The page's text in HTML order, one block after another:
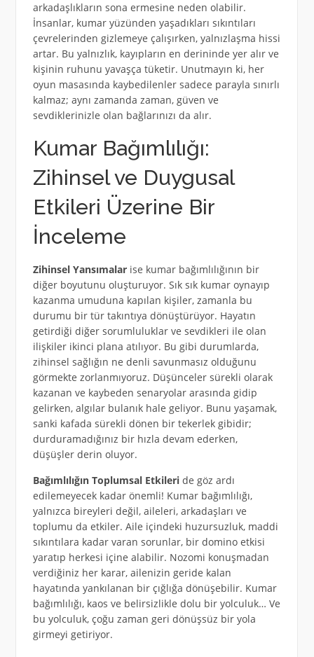
arkadaşlıkların sona ermesine neden olabilir.
İnsanlar, kumar yüzünden yaşadıkları sıkıntıları
çevrelerinden gizlemeye çalışırken, yalnızlaşma hissi
artar. Bu yalnızlık, kayıpların en derininde yer alır ve
kişinin ruhunu yavaşça tüketir. Unutmayın ki, her
oyun masasında kaybedilenler sadece parayla sınırlı
kalmaz; aynı zamanda zaman, güven ve
sevdiklerinizle olan bağlarınızı da alır.
Kumar Bağımlılığı:
Zihinsel ve Duygusal
Etkileri Üzerine Bir
İnceleme
Zihinsel Yansımalarise kumar bağımlılığının bir
diğer boyutunu oluşturuyor. Sık sık kumar oynayıp
kazanma umuduna kapılan kişiler, zamanla bu
durumu bir tür takıntıya dönüştürüyor. Hayatın
getirdiği diğer sorumluluklar ve sevdikleri ile olan
ilişkiler ikinci plana atılıyor. Bu gibi durumlarda,
zihinsel sağlığın ne denli savunmasız olduğunu
görmekte zorlanmıyoruz. Düşünceler sürekli olarak
kazanan ve kaybeden senaryolar arasında gidip
gelirken, algılar bulanık hale geliyor. Bunu yaşamak,
sanki kafada sürekli dönen bir tekerlek gibidir;
durduramadığınız bir hızla devam ederken,
düşüşler derin oluyor.
Bağımlılığın Toplumsal Etkileride göz ardı
edilemeyecek kadar önemli! Kumar bağımlılığı,
yalnızca bireyleri değil, aileleri, arkadaşları ve
toplumu da etkiler. Aile içindeki huzursuzluk, maddi
sıkıntılara kadar varan sorunlar, bir domino etkisi
yaratıp herkesi içine alabilir. Nozomi konuşmadan
verdiğiniz her karar, ailenizin geride kalan
hayatında yankılanan bir çığlığa dönüşebilir. Kumar
bağımlılığı, kaos ve belirsizlikle dolu bir yolculuk… Ve
bu yolculuk, çoğu zaman geri dönüşsüz bir yola
girmeyi getiriyor.